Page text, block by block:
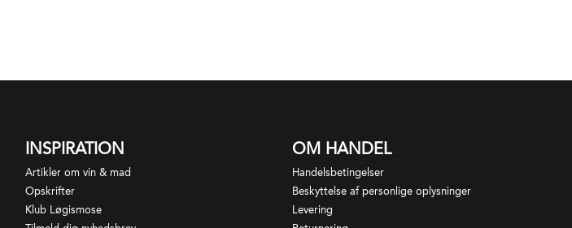
INSPIRATION
Artikler om vin & mad
Opskrifter
Klub Løgismose
OM HANDEL
Handelsbetingelser
Beskyttelse af personlige oplysninger
Levering